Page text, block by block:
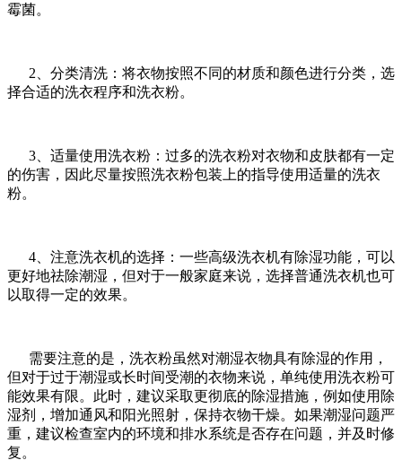
霉菌。
2、分类清洗：将衣物按照不同的材质和颜色进行分类，选
择合适的洗衣程序和洗衣粉。
3、适量使用洗衣粉：过多的洗衣粉对衣物和皮肤都有一定
的伤害，因此尽量按照洗衣粉包装上的指导使用适量的洗衣
粉。
4、注意洗衣机的选择：一些高级洗衣机有除湿功能，可以
更好地祛除潮湿，但对于一般家庭来说，选择普通洗衣机也可
以取得一定的效果。
需要注意的是，洗衣粉虽然对潮湿衣物具有除湿的作用，
但对于过于潮湿或长时间受潮的衣物来说，单纯使用洗衣粉可
能效果有限。此时，建议采取更彻底的除湿措施，例如使用除
湿剂，增加通风和阳光照射，保持衣物干燥。如果潮湿问题严
重，建议检查室内的环境和排水系统是否存在问题，并及时修
复。